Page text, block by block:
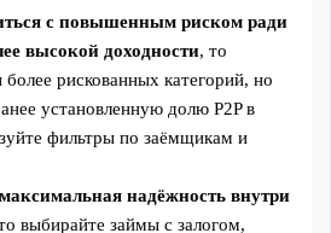
с повышенным риском ради
высокой доходности, то
рискованных категорий, но
установленную долю P2P в
фильтры по заёмщикам и
надёжность внутри
выбирайте займы с залогом,